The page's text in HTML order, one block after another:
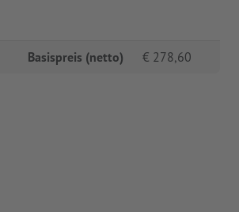
Basispreis (netto) € 278,60